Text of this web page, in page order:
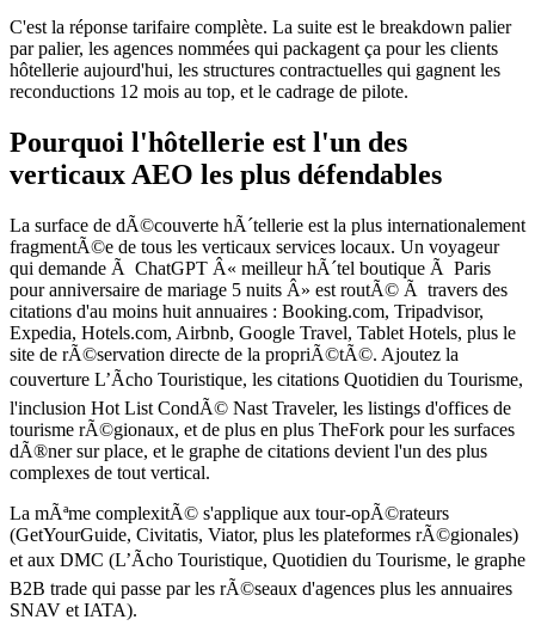
C'est la réponse tarifaire complète. La suite est le breakdown palier
par palier, les agences nommées qui packagent ça pour les clients
hôtellerie aujourd'hui, les structures contractuelles qui gagnent les
reconductions 12 mois au top, et le cadrage de pilote.
Pourquoi l'hôtellerie est l'un des
verticaux AEO les plus défendables
La surface de dÃ©couverte hÃ´tellerie est la plus internationalement
fragmentÃ©e de tous les verticaux services locaux. Un voyageur
qui demande Ã ChatGPT Â« meilleur hÃ´tel boutique Ã Paris
pour anniversaire de mariage 5 nuits Â» est routÃ© Ã travers des
citations d'au moins huit annuaires : Booking.com, Tripadvisor,
Expedia, Hotels.com, Airbnb, Google Travel, Tablet Hotels, plus le
site de rÃ©servation directe de la propriÃ©tÃ©. Ajoutez la
couverture L’Ãcho Touristique, les citations Quotidien du Tourisme,
l'inclusion Hot List CondÃ© Nast Traveler, les listings d'offices de
tourisme rÃ©gionaux, et de plus en plus TheFork pour les surfaces
dÃ®ner sur place, et le graphe de citations devient l'un des plus
complexes de tout vertical.
La mÃªme complexitÃ© s'applique aux tour-opÃ©rateurs
(GetYourGuide, Civitatis, Viator, plus les plateformes rÃ©gionales)
et aux DMC (L’Ãcho Touristique, Quotidien du Tourisme, le graphe
B2B trade qui passe par les rÃ©seaux d'agences plus les annuaires
SNAV et IATA).